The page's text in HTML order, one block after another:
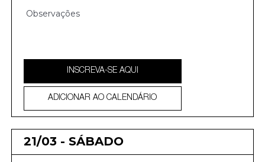
INSCREVA-SE AQUI
ADICIONAR AO CALENDÁRIO
21/03 - SÁBADO